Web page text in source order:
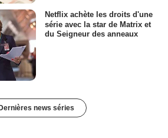
Netflix achète les droits d'une
série avec la star de Matrix et
du Seigneur des anneaux
news séries